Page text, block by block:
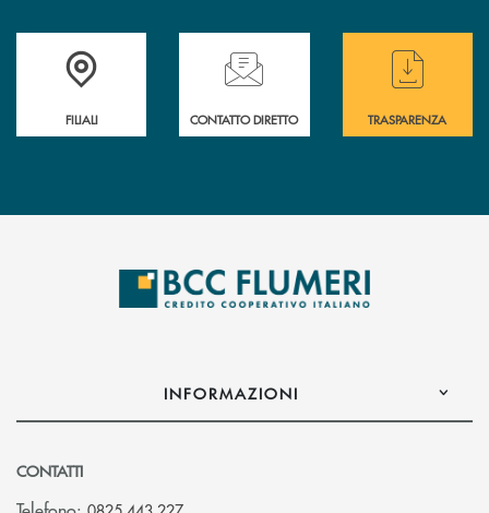
Trova la filiale più vicina a te
FILIALI
Hai bisogno di assistenza immediata ?
CONTATTO DIRETTO
Hai bisogno di
TRASPARENZA
INFORMAZIONI
CONTATTI